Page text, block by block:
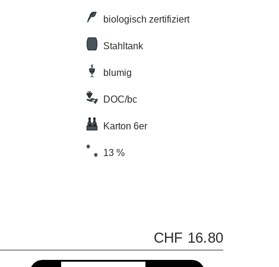
biologisch zertifiziert
Stahltank
blumig
DOC/bc
Karton 6er
13 %
CHF 16.80